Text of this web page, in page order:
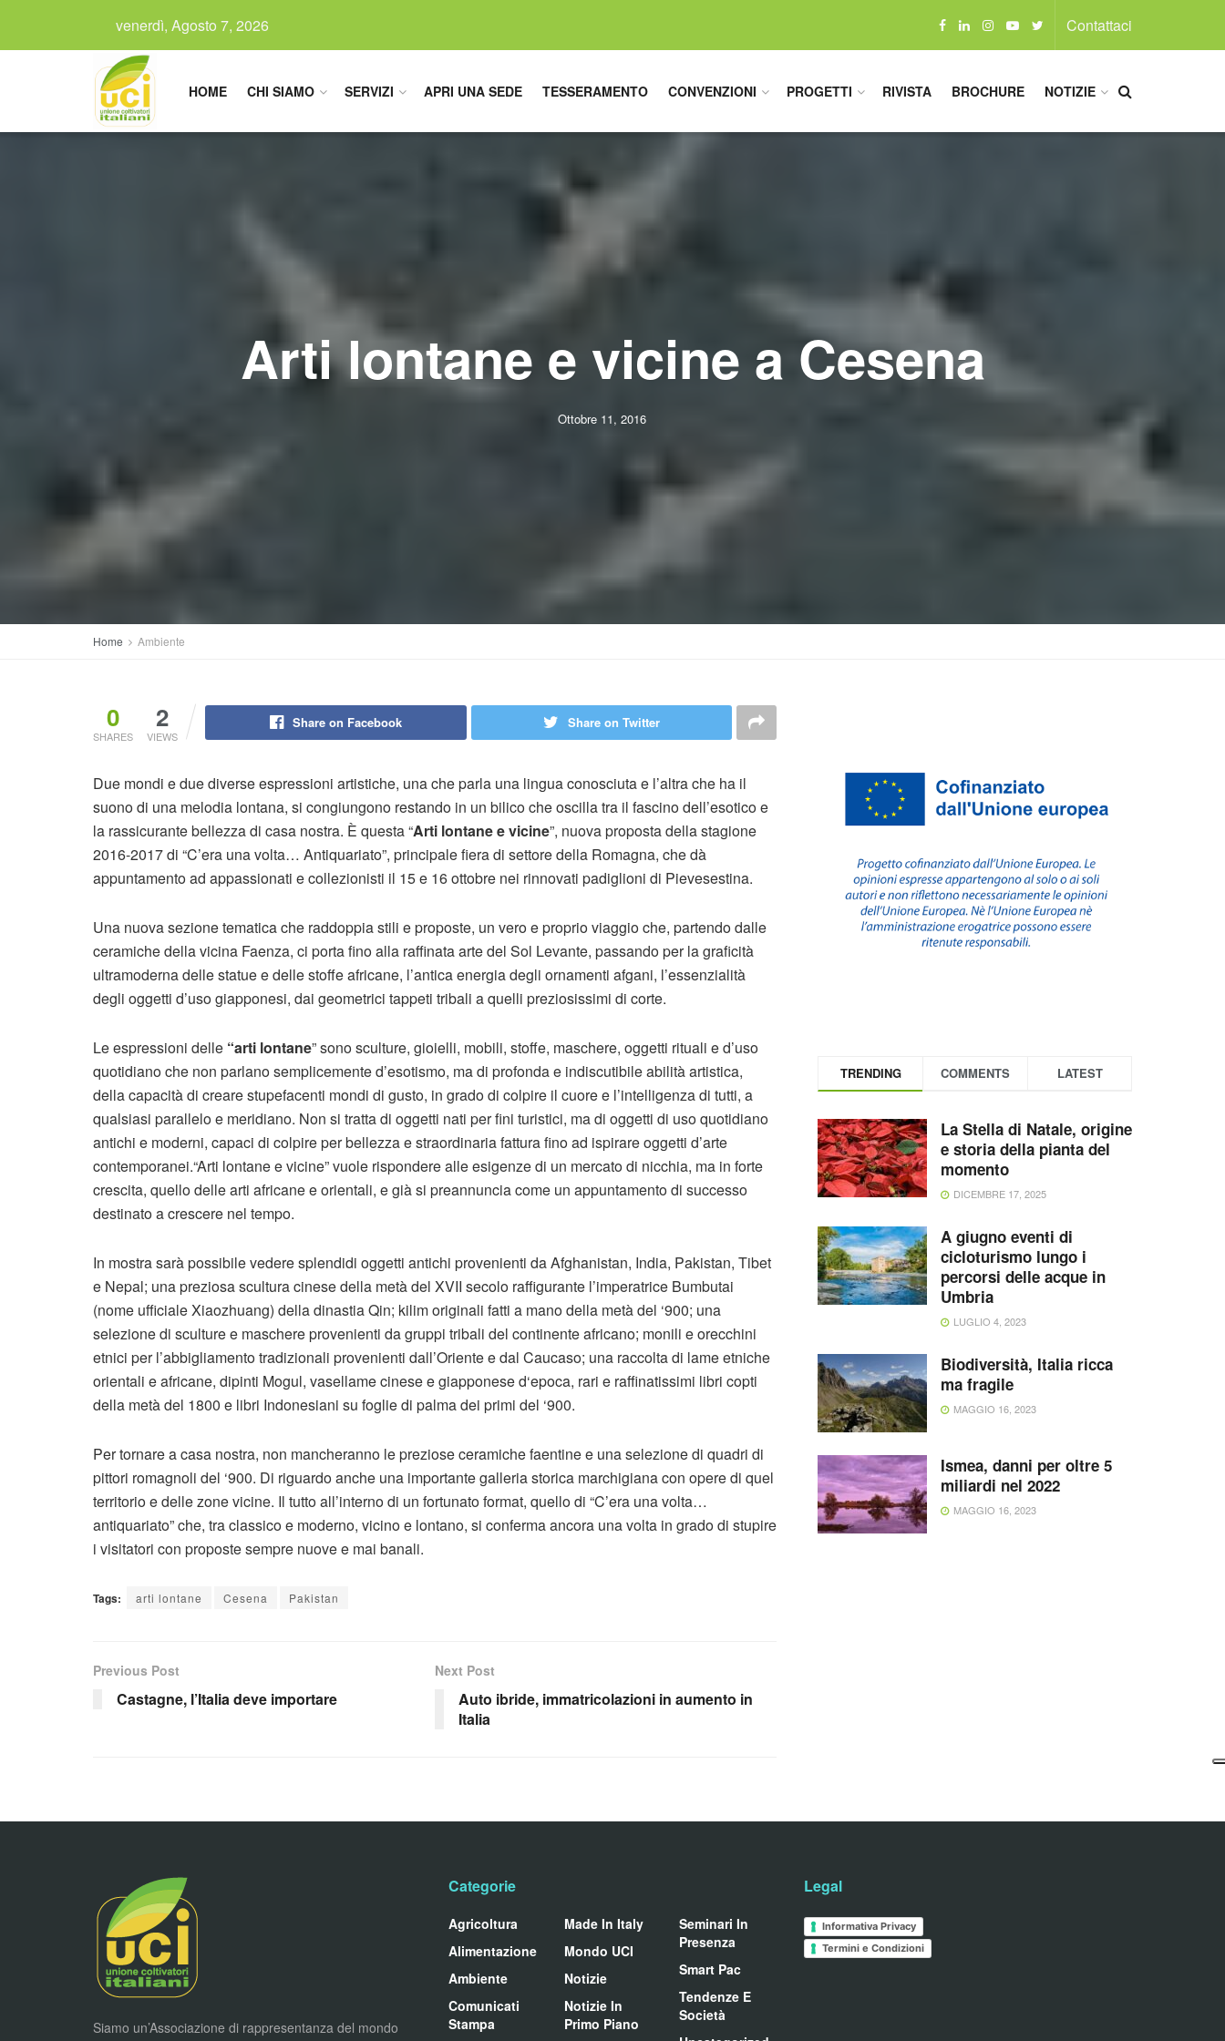
venerdì, Agosto 7, 2026 Contattaci
HOME CHI SIAMO SERVIZI APRI UNA SEDE TESSERAMENTO CONVENZIONI PROGETTI RIVISTA BROCHURE NOTIZIE
Arti lontane e vicine a Cesena
Ottobre 11, 2016
Home Ambiente
0
SHARES
2
VIEWS
Share on Facebook Share on Twitter
Due mondi e due diverse espressioni artistiche, una che parla una lingua conosciuta e l’altra che ha il
suono di una melodia lontana, si congiungono restando in un bilico che oscilla tra il fascino dell’esotico e
la rassicurante bellezza di casa nostra. È questa “Arti lontane e vicine”, nuova proposta della stagione
2016-2017 di “C’era una volta… Antiquariato”, principale fiera di settore della Romagna, che dà
appuntamento ad appassionati e collezionisti il 15 e 16 ottobre nei rinnovati padiglioni di Pievesestina.
Una nuova sezione tematica che raddoppia stili e proposte, un vero e proprio viaggio che, partendo dalle
ceramiche della vicina Faenza, ci porta fino alla raffinata arte del Sol Levante, passando per la graficità
ultramoderna delle statue e delle stoffe africane, l’antica energia degli ornamenti afgani, l’essenzialità
degli oggetti d’uso giapponesi, dai geometrici tappeti tribali a quelli preziosissimi di corte.
Le espressioni delle “arti lontane” sono sculture, gioielli, mobili, stoffe, maschere, oggetti rituali e d’uso
quotidiano che non parlano semplicemente d’esotismo, ma di profonda e indiscutibile abilità artistica,
della capacità di creare stupefacenti mondi di gusto, in grado di colpire il cuore e l’intelligenza di tutti, a
qualsiasi parallelo e meridiano. Non si tratta di oggetti nati per fini turistici, ma di oggetti di uso quotidiano
antichi e moderni, capaci di colpire per bellezza e straordinaria fattura fino ad ispirare oggetti d’arte
contemporanei.“Arti lontane e vicine” vuole rispondere alle esigenze di un mercato di nicchia, ma in forte
crescita, quello delle arti africane e orientali, e già si preannuncia come un appuntamento di successo
destinato a crescere nel tempo.
In mostra sarà possibile vedere splendidi oggetti antichi provenienti da Afghanistan, India, Pakistan, Tibet
e Nepal; una preziosa scultura cinese della metà del XVII secolo raffigurante l’imperatrice Bumbutai
(nome ufficiale Xiaozhuang) della dinastia Qin; kilim originali fatti a mano della metà del ‘900; una
selezione di sculture e maschere provenienti da gruppi tribali del continente africano; monili e orecchini
etnici per l’abbigliamento tradizionali provenienti dall’Oriente e dal Caucaso; una raccolta di lame etniche
orientali e africane, dipinti Mogul, vasellame cinese e giapponese d‘epoca, rari e raffinatissimi libri copti
della metà del 1800 e libri Indonesiani su foglie di palma dei primi del ‘900.
Per tornare a casa nostra, non mancheranno le preziose ceramiche faentine e una selezione di quadri di
pittori romagnoli del ‘900. Di riguardo anche una importante galleria storica marchigiana con opere di quel
territorio e delle zone vicine. Il tutto all’interno di un fortunato format, quello di “C’era una volta…
antiquariato” che, tra classico e moderno, vicino e lontano, si conferma ancora una volta in grado di stupire
i visitatori con proposte sempre nuove e mai banali.
Tags: arti lontane Cesena Pakistan
Previous Post
Castagne, l’Italia deve importare
Next Post
Auto ibride, immatricolazioni in aumento in
Italia
TRENDING COMMENTS LATEST
La Stella di Natale, origine
e storia della pianta del
momento
DICEMBRE 17, 2025
A giugno eventi di
cicloturismo lungo i
percorsi delle acque in
Umbria
LUGLIO 4, 2023
Biodiversità, Italia ricca
ma fragile
MAGGIO 16, 2023
Ismea, danni per oltre 5
miliardi nel 2022
MAGGIO 16, 2023
Siamo un’Associazione di rappresentanza del mondo
Categorie
Agricoltura
Alimentazione
Ambiente
Comunicati
Stampa
Made In Italy
Mondo UCI
Notizie
Notizie In
Primo Piano
Seminari In
Presenza
Smart Pac
Tendenze E
Società
Legal
Informativa Privacy
Termini e Condizioni